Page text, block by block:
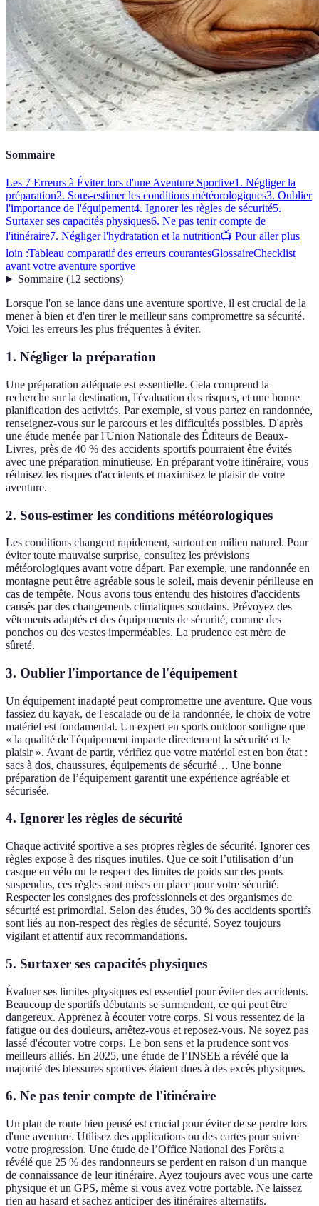
Sommaire
Les 7 Erreurs à Éviter lors d'une Aventure Sportive1. Négliger la
préparation2. Sous-estimer les conditions météorologiques3. Oublier
l'importance de l'équipement4. Ignorer les règles de sécurité5.
Surtaxer ses capacités physiques6. Ne pas tenir compte de
l'itinéraire7. Négliger l'hydratation et la nutrition📺 Pour aller plus
loin :Tableau comparatif des erreurs courantesGlossaireChecklist
avant votre aventure sportive
Sommaire(12 sections)
Lorsque l'on se lance dans une aventure sportive, il est crucial de la
mener à bien et d'en tirer le meilleur sans compromettre sa sécurité.
Voici les erreurs les plus fréquentes à éviter.
1. Négliger la préparation
Une préparation adéquate est essentielle. Cela comprend la
recherche sur la destination, l'évaluation des risques, et une bonne
planification des activités. Par exemple, si vous partez en randonnée,
renseignez-vous sur le parcours et les difficultés possibles. D'après
une étude menée par l'Union Nationale des Éditeurs de Beaux-
Livres, près de 40 % des accidents sportifs pourraient être évités
avec une préparation minutieuse. En préparant votre itinéraire, vous
réduisez les risques d'accidents et maximisez le plaisir de votre
aventure.
2. Sous-estimer les conditions météorologiques
Les conditions changent rapidement, surtout en milieu naturel. Pour
éviter toute mauvaise surprise, consultez les prévisions
météorologiques avant votre départ. Par exemple, une randonnée en
montagne peut être agréable sous le soleil, mais devenir périlleuse en
cas de tempête. Nous avons tous entendu des histoires d'accidents
causés par des changements climatiques soudains. Prévoyez des
vêtements adaptés et des équipements de sécurité, comme des
ponchos ou des vestes imperméables. La prudence est mère de
sûreté.
3. Oublier l'importance de l'équipement
Un équipement inadapté peut compromettre une aventure. Que vous
fassiez du kayak, de l'escalade ou de la randonnée, le choix de votre
matériel est fondamental. Un expert en sports outdoor souligne que
« la qualité de l'équipement impacte directement la sécurité et le
plaisir ». Avant de partir, vérifiez que votre matériel est en bon état :
sacs à dos, chaussures, équipements de sécurité… Une bonne
préparation de l’équipement garantit une expérience agréable et
sécurisée.
4. Ignorer les règles de sécurité
Chaque activité sportive a ses propres règles de sécurité. Ignorer ces
règles expose à des risques inutiles. Que ce soit l’utilisation d’un
casque en vélo ou le respect des limites de poids sur des ponts
suspendus, ces règles sont mises en place pour votre sécurité.
Respecter les consignes des professionnels et des organismes de
sécurité est primordial. Selon des études, 30 % des accidents sportifs
sont liés au non-respect des règles de sécurité. Soyez toujours
vigilant et attentif aux recommandations.
5. Surtaxer ses capacités physiques
Évaluer ses limites physiques est essentiel pour éviter des accidents.
Beaucoup de sportifs débutants se surmendent, ce qui peut être
dangereux. Apprenez à écouter votre corps. Si vous ressentez de la
fatigue ou des douleurs, arrêtez-vous et reposez-vous. Ne soyez pas
lassé d'écouter votre corps. Le bon sens et la prudence sont vos
meilleurs alliés. En 2025, une étude de l’INSEE a révélé que la
majorité des blessures sportives étaient dues à des excès physiques.
6. Ne pas tenir compte de l'itinéraire
Un plan de route bien pensé est crucial pour éviter de se perdre lors
d'une aventure. Utilisez des applications ou des cartes pour suivre
votre progression. Une étude de l’Office National des Forêts a
révélé que 25 % des randonneurs se perdent en raison d'un manque
de connaissance de leur itinéraire. Ayez toujours avec vous une carte
physique et un GPS, même si vous avez votre portable. Ne laissez
rien au hasard et sachez anticiper des itinéraires alternatifs.